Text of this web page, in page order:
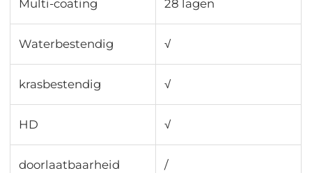
Multi-coating 28 lagen
Waterbestendig √
krasbestendig √
HD √
doorlaatbaarheid ∕